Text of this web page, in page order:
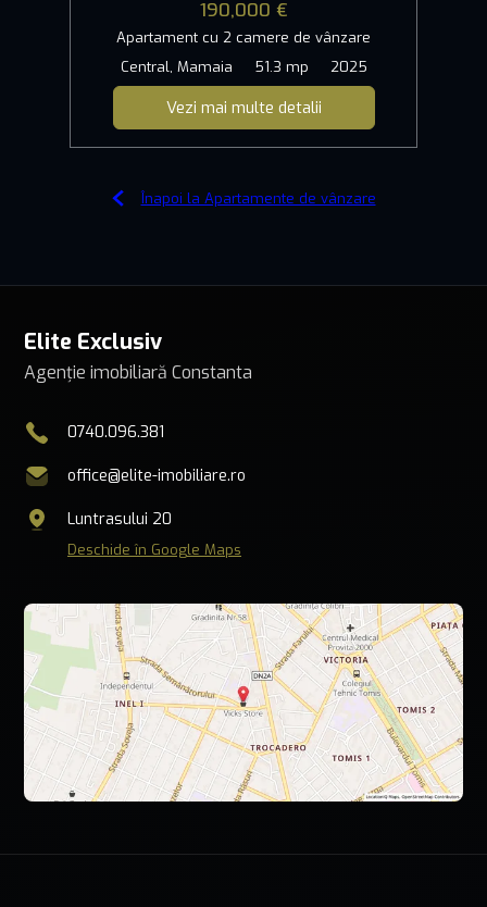
190,000 €
Apartament cu 2 camere de vânzare
Central, Mamaia
51.3 mp 2025
Vezi mai multe detalii
Înapoi la Apartamente de vânzare
Elite Exclusiv
Agenție imobiliară Constanta
0740.096.381
office@elite-imobiliare.ro
Luntrasului 20
Deschide în Google Maps